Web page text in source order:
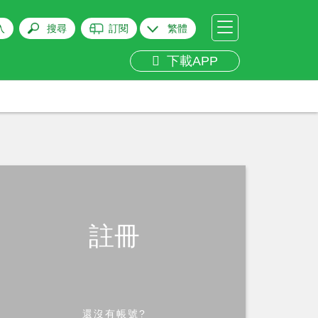
搜尋 訂閱 繁體
下載APP
註冊
還沒有帳號?